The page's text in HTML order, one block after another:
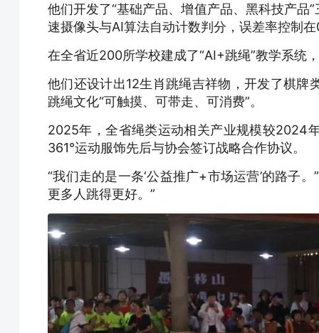
他们开发了“基础产品、增值产品、黑科技产品
速摄像头与AI算法自动计数判分，误差率控制
在全省近200所学校建成了“AI+跳绳”教学系统
他们还设计出12生肖跳绳吉祥物，开发了棋牌
跳绳文化“可触摸、可带走、可消费”。
2025年，全省绳类运动相关产业规模较2024
361°运动服饰先后与协会签订战略合作协议。
“我们走的是一条‘公益推广+市场运营’的路子
更多人跳得更好。”